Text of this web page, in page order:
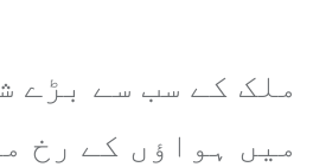
ملک کے سب سے بڑے
میں ہواﺅں کے رخ